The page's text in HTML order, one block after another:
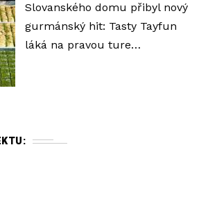
Slovanského domu přibyl nový
gurmánský hit: Tasty Tayfun
láká na pravou ture…